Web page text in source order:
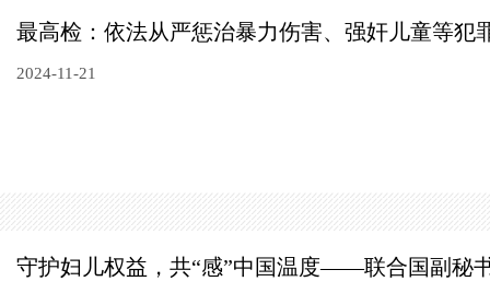
最高检：依法从严惩治暴力伤害、强奸儿童等犯
2024-11-21
守护妇儿权益，共“感”中国温度——联合国副秘